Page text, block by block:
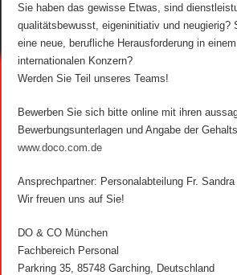
Sie haben das gewisse Etwas, sind
qualitätsbewusst, eigeninitiativ und neugierig?
eine neue, berufliche Herausforderung in einem
internationalen Konzern?
Werden Sie Teil unseres Teams!
Bewerben Sie sich bitte online mit ihren
Bewerbungsunterlagen und Angabe der
www.doco.com.de
Ansprechpartner: Personalabteilung Fr.
Wir freuen uns auf Sie!
DO & CO München
Fachbereich Personal
Parkring 35, 85748 Garching, Deutschland